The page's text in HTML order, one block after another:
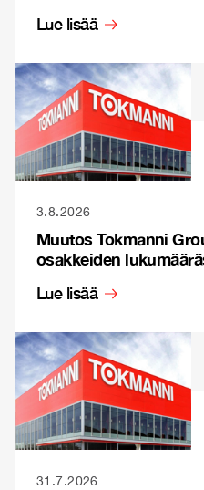
Lue lisää
3.8.2026
Muutos Tokmanni
osakkeiden
Lue lisää
31.7.2026